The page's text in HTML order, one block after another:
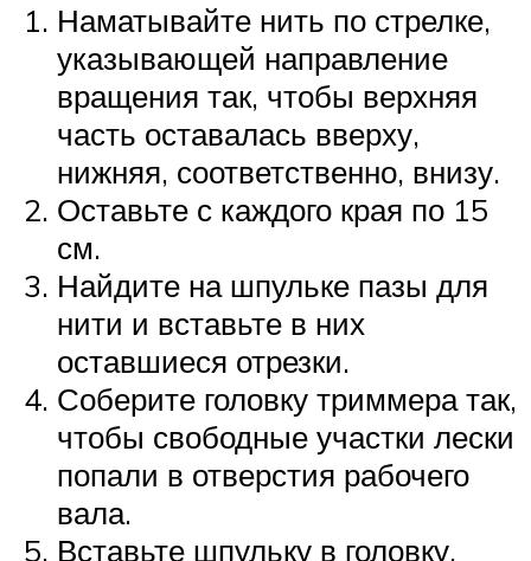
Наматывайте нить по стрелке,
указывающей направление
вращения так, чтобы верхняя
часть оставалась вверху,
нижняя, соответственно, внизу.
Оставьте с каждого края по 15
см.
Найдите на шпульке пазы для
нити и вставьте в них
оставшиеся отрезки.
Соберите головку триммера так,
чтобы свободные участки лески
попали в отверстия рабочего
вала.
Вставьте шпульку в головку,